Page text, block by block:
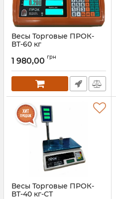
Весы Торговые ПРОК-
ВТ-60 кг
1 980,00 грн
Весы Торговые ПРОК-
ВТ-40 кг-СТ